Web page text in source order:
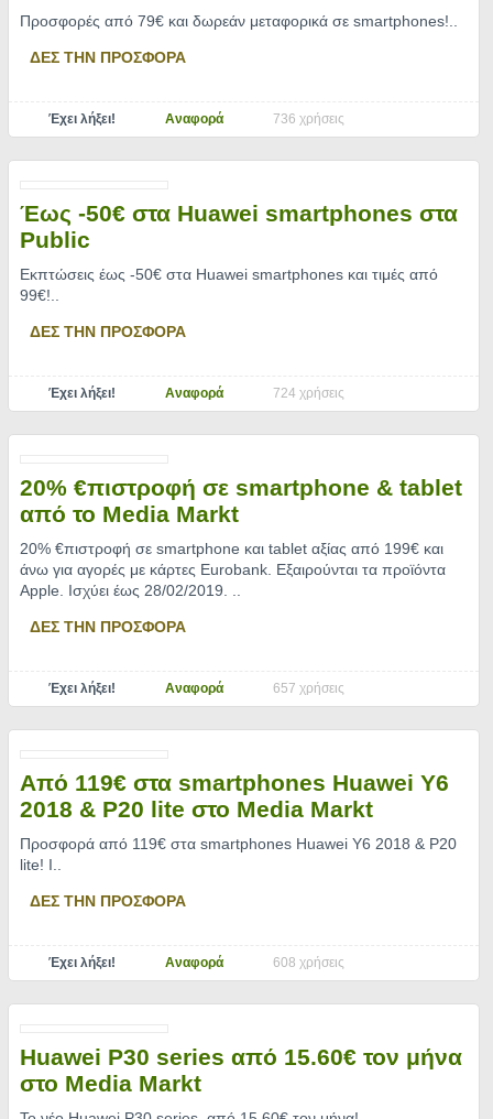
Προσφορές από 79€ και δωρεάν μεταφορικά σε smartphones!
ΔΕΣ ΤΗΝ ΠΡΟΣΦΟΡΑ
Έχει λήξει! Αναφορά 736 χρήσεις
Έως -50€ στα Huawei smartphones στα
Public
Εκπτώσεις έως -50€ στα Huawei smartphones και τιμές από
99€!
ΔΕΣ ΤΗΝ ΠΡΟΣΦΟΡΑ
Έχει λήξει! Αναφορά 724 χρήσεις
20% €πιστροφή σε smartphone & tablet
από το Media Markt
20% €πιστροφή σε smartphone και tablet αξίας από 199€ και
άνω για αγορές με κάρτες Eurobank. Εξαιρούνται τα προϊόντα
Apple. Ισχύει έως 28/02/2019.
ΔΕΣ ΤΗΝ ΠΡΟΣΦΟΡΑ
Έχει λήξει! Αναφορά 657 χρήσεις
Από 119€ στα smartphones Huawei Y6
2018 & P20 lite στο Media Markt
Προσφορά από 119€ στα smartphones Huawei Y6 2018 & P20
lite! Ι
ΔΕΣ ΤΗΝ ΠΡΟΣΦΟΡΑ
Έχει λήξει! Αναφορά 608 χρήσεις
Huawei P30 series από 15.60€ τον μήνα
στο Media Markt